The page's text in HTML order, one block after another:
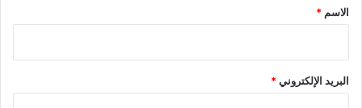
*
الاسم *
البريد الإلكتروني*